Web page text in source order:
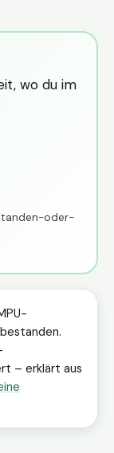
wo du im
oder-
– erklärt aus